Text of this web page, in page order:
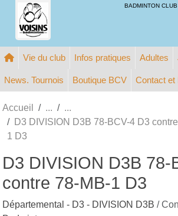
BADMINTON
Vie du club Infos pratiques Adultes
News. Tournois Boutique BCV Contact et
Accueil
D3 DIVISION D3B 78-BCV-4 D3
1 D3
D3 DIVISION D3B 78-
contre 78-MB-1 D3
Départemental - D3 - DIVISION D3B /
Panneau de gestion des cookies